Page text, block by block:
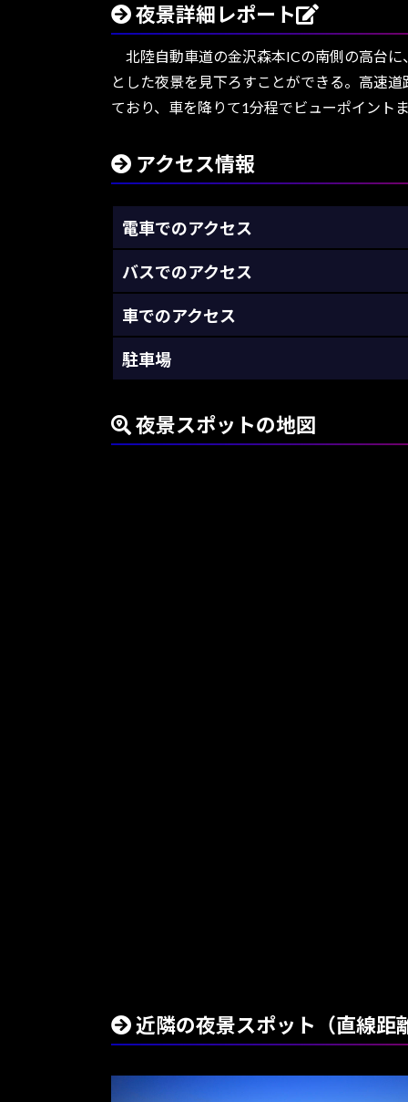
夜景詳細レポート
北陸自動車道の金沢森本ICの南側の高台に
とした夜景を見下ろすことができる。高速
ており、車を降りて1分程でビューポイント
アクセス情報
電車でのアクセス
バスでのアクセス
車でのアクセス
駐車場
夜景スポットの地図
近隣の夜景スポット（直線距